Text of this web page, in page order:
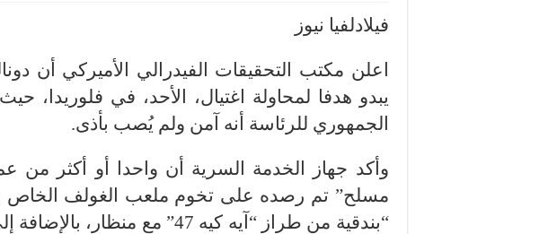
فيلادلفيا نيوز
اعلن مكتب التحقيقات الفيدرالي الأميركي أن
يبدو هدفا لمحاولة اغتيال، الأحد، في فلوريدا،
الجمهوري للرئاسة أنه آمن ولم يُصب بأذى.
وأكد جهاز الخدمة السرية أن واحدا أو أكثر من
مسلح” تم رصده على تخوم ملعب الغولف الخاص
“بندقية من طراز “آيه كيه 47” مع